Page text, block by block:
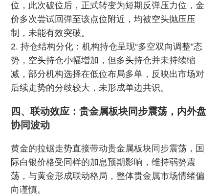
位，此次破位后，正式转变为短期反弹压力位，金
价多次尝试回弹至该点位附近，均被空头抛压压
制，未能有效突破。
2. 持仓结构分化：机构持仓呈现“多空双向调整”态
势，空头持仓小幅增加，但多头持仓并未持续缩
减，部分机构选择在低位布局多单，反映出市场对
后续走势的分歧较大，未形成单边共识。
四、联动效应：贵金属板块同步震荡，内外盘
协同波动
黄金的拉锯走势直接带动贵金属板块同步震荡，国
际白银价格受同样的加息预期影响，维持弱势震
荡，与黄金形成联动格局，整体贵金属市场情绪偏
向谨慎。